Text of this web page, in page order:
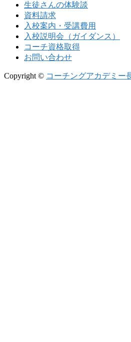
生徒さんの体験談
資料請求
入校案内・受講費用
入校説明会（ガイダンス）
コーチ資格取得
お問い合わせ
Copyright © コーチングアカデミー